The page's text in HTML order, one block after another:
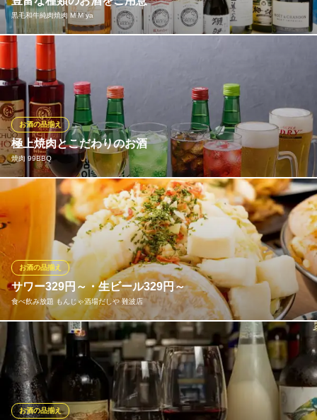
黒毛和牛純肉焼肉 M M ya
大阪の地ビールや日本酒など、豊富な種類のお酒も取り揃えてお
ります。
黒毛和牛純肉焼肉 M M ya
一頭買い黒毛和牛の焼肉
近鉄難波線大阪難波駅 徒歩2分
大阪府大阪市中央区道頓堀2-2-14
極上焼肉とこだわりのお酒
焼肉 99BBQ
お酒の品揃え
定番のビールやハイボールをはじめ、韓国酒など豊富なドリンク
をご用意。厳選焼肉との相性も抜群です。お酒好きの方には楽し
める飲み放題コースがおすすめ。お好みの一杯とともに、至福の
焼肉時間をお楽しみください
焼肉 99BBQ
美味しい美酒と食べ放題
大阪メトロ御堂筋線なんば駅 徒歩4分
大阪府大阪市中央区千日前1-6-1 山喜登会館3F
サワー329円～・生ビール329円～
食べ飲み放題 もんじゃ酒場だしや 難波店
お酒の品揃え
もんじゃや熱々の鉄板おつまみとの相性抜群のドリンクをお得な
価格でご提供！仕事帰りの一杯に出汁の効いた「出汁サワー」、
爽快な味わいの「レモンサワー」など329円～！その他、変わり種
を含む50種以上のドリンクをご用意してお待ちしております！
お酒の品揃え